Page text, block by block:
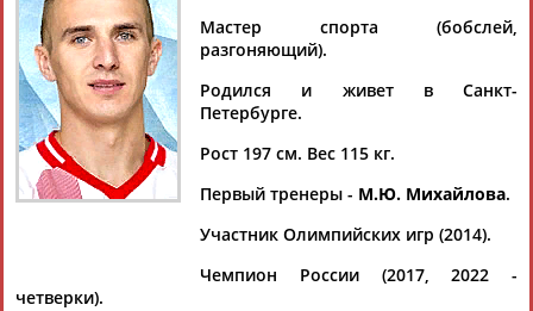
Аслаудин
АБАЕВ
Елена
АБАИМОВА
Мария
АБАКУМОВА
Тамилла
АБАСОВА
Рамазан
АБАЧАРАЕВ
Ростом
АБАШИДЗЕ
Бобслей
Мастер спорта (бобслей,
разгоняющий).
Родился и живет в Санкт-
Петербурге.
Рост 197 см. Вес 115 кг.
Первый тренеры - М.Ю. Михайлова.
Участник Олимпийских игр (2014).
Чемпион России (2017, 2022 -
четверки).